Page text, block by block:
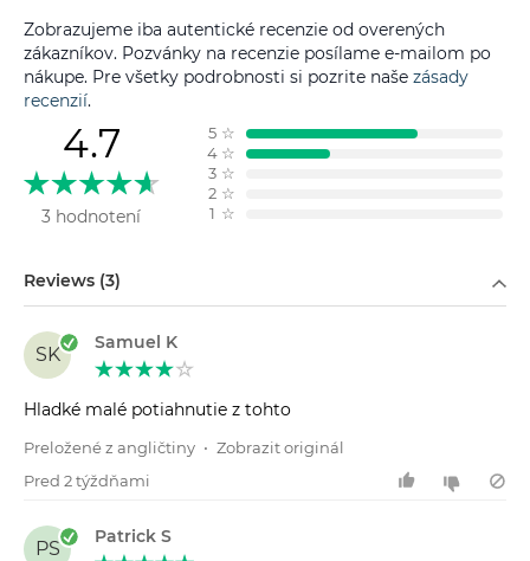
Zobrazujeme iba autentické recenzie od overených
zákazníkov. Pozvánky na recenzie posílame e-mailom po
nákupe. Pre všetky podrobnosti si pozrite naše zásady
recenzií.
4.7
3 hodnotení
5 ☆
4 ☆
3 ☆
2 ☆
1 ☆
Reviews (3)
SK
Samuel K
Hladké malé potiahnutie z tohto
Preložené z angličtiny • Zobrazit originál
Pred 2 týždňami
PS
Patrick S